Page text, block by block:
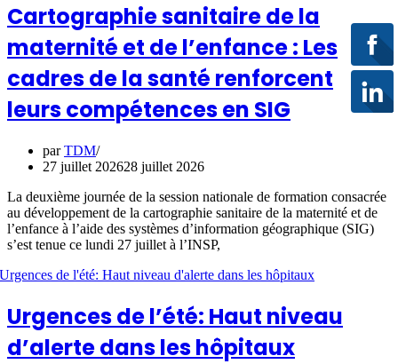
Cartographie sanitaire de la
maternité et de l’enfance : Les
cadres de la santé renforcent
leurs compétences en SIG
parTDM
27 juillet 202628 juillet 2026
La deuxième journée de la session nationale de formation consacrée
au développement de la cartographie sanitaire de la maternité et de
l’enfance à l’aide des systèmes d’information géographique (SIG)
s’est tenue ce lundi 27 juillet à l’INSP,
Urgences de l’été: Haut niveau
d’alerte dans les hôpitaux